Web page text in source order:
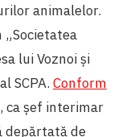
animalelor.
„Societatea
lui Voznoi și
SCPA. Conform
ca șef interimar
depărtată de